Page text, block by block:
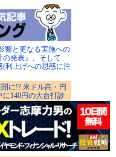
響と更なる実施への
の発表』、そして
(利上げへの思惑に注
に!? 米ドル高・円
に140円の大台打診
ない！ 今回の介入は
日米当局の防衛ライ
、神田シーリング
いから戻り売り戦